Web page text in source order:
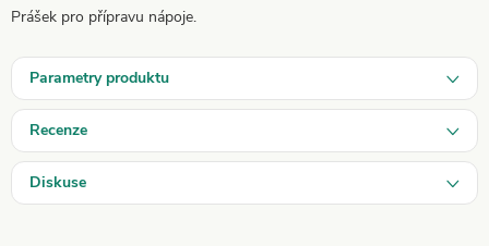
Prášek pro přípravu nápoje.
Parametry produktu
Recenze
Diskuse